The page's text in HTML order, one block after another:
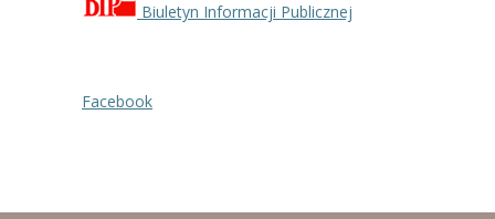
Biuletyn Informacji Publicznej
Facebook